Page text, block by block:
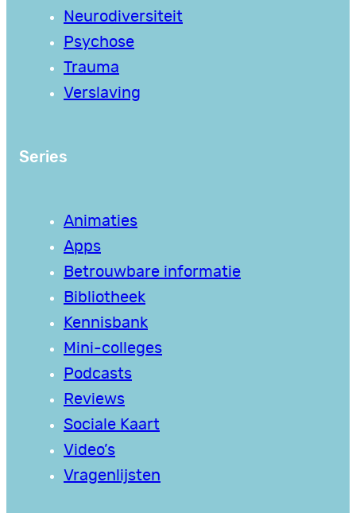
Neurodiversiteit
Psychose
Trauma
Verslaving
Series
Animaties
Apps
Betrouwbare informatie
Bibliotheek
Kennisbank
Mini-colleges
Podcasts
Reviews
Sociale Kaart
Video’s
Vragenlijsten